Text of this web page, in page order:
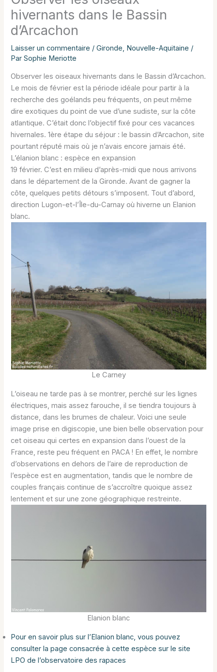
hivernants dans le Bassin
d’Arcachon
Laisser un commentaire /Gironde, Nouvelle-Aquitaine /
ParSophie Meriotte
Observer les oiseaux hivernants dans le Bassin d’Arcachon.
Le mois de février est la période idéale pour partir à la
recherche des goélands peu fréquents, on peut même
dire exotiques du point de vue d’une sudiste, sur la côte
atlantique. C’était donc l’objectif fixé pour ces vacances
hivernales. 1ère étape du séjour : le bassin d’Arcachon, site
pourtant réputé mais où je n’avais encore jamais été.
L’élanion blanc : espèce en expansion
19 février. C’est en milieu d’après-midi que nous arrivons
dans le département de la Gironde. Avant de gagner la
côte, quelques petits détours s’imposent. Tout d’abord,
direction Lugon-et-l’Île-du-Carnay où hiverne un Elanion
blanc.
Le Carney
L’oiseau ne tarde pas à se montrer, perché sur les lignes
électriques, mais assez farouche, il se tiendra toujours à
distance, dans les brumes de chaleur. Voici une seule
image prise en digiscopie, une bien belle observation pour
cet oiseau qui certes en expansion dans l’ouest de la
France, reste peu fréquent en PACA ! En effet, le nombre
d’observations en dehors de l’aire de reproduction de
l’espèce est en augmentation, tandis que le nombre de
couples français continue de s’accroître quoique assez
lentement et sur une zone géographique restreinte.
Elanion blanc
Pour en savoir plus sur l’Elanion blanc, vous pouvez
consulter la page consacrée à cette espèce sur le site
LPO de l’observatoire des rapaces